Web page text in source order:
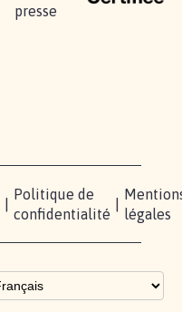
presse
Politique de
confidentialité
légales